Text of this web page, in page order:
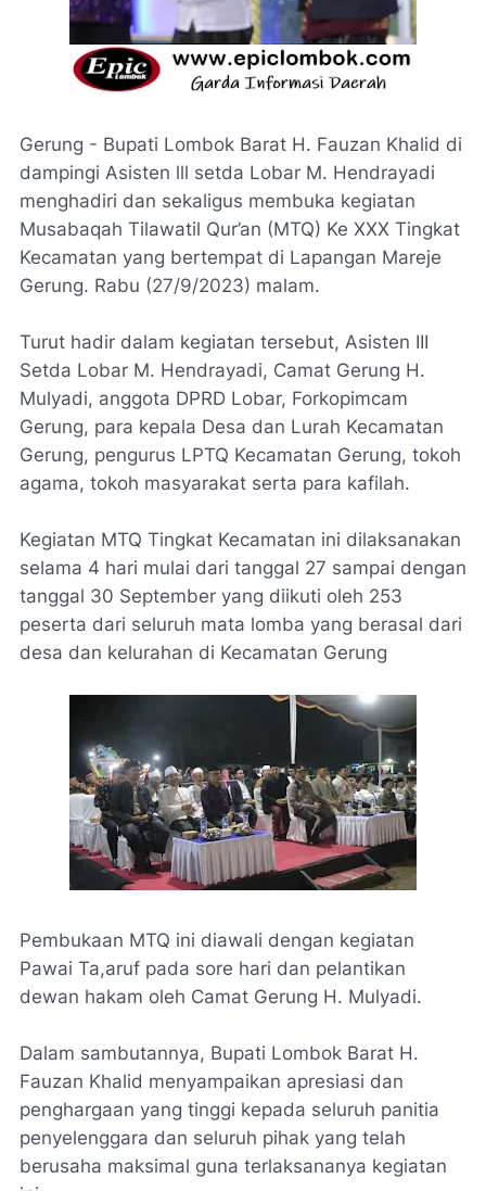
Gerung - Bupati Lombok Barat H. Fauzan Khalid di
dampingi Asisten lll setda Lobar M. Hendrayadi
menghadiri dan sekaligus membuka kegiatan
Musabaqah Tilawatil Qur’an (MTQ) Ke XXX Tingkat
Kecamatan yang bertempat di Lapangan Mareje
Gerung. Rabu (27/9/2023) malam.
Turut hadir dalam kegiatan tersebut, Asisten III
Setda Lobar M. Hendrayadi, Camat Gerung H.
Mulyadi, anggota DPRD Lobar, Forkopimcam
Gerung, para kepala Desa dan Lurah Kecamatan
Gerung, pengurus LPTQ Kecamatan Gerung, tokoh
agama, tokoh masyarakat serta para kafilah.
Kegiatan MTQ Tingkat Kecamatan ini dilaksanakan
selama 4 hari mulai dari tanggal 27 sampai dengan
tanggal 30 September yang diikuti oleh 253
peserta dari seluruh mata lomba yang berasal dari
desa dan kelurahan di Kecamatan Gerung
Pembukaan MTQ ini diawali dengan kegiatan
Pawai Ta,aruf pada sore hari dan pelantikan
dewan hakam oleh Camat Gerung H. Mulyadi.
Dalam sambutannya, Bupati Lombok Barat H.
Fauzan Khalid menyampaikan apresiasi dan
penghargaan yang tinggi kepada seluruh panitia
penyelenggara dan seluruh pihak yang telah
berusaha maksimal guna terlaksananya kegiatan